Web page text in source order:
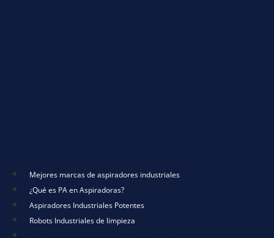
Mejores marcas de aspiradores industriales
¿Qué es PA en Aspiradoras?
Aspiradores Industriales Potentes
Robots Industriales de limpieza